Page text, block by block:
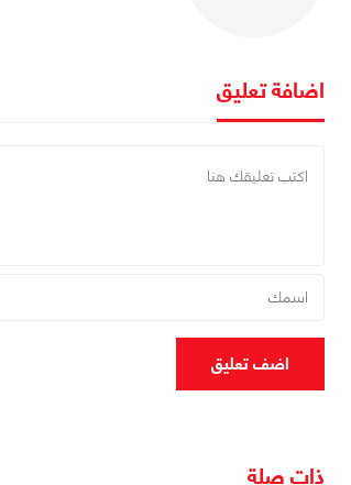
اضافة تعليق
اضف تعليق
ذات صلة